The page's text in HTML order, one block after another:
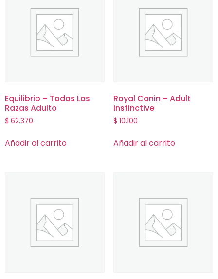
Equilibrio – Todas Las
Razas Adulto
$ 62.370
Añadir al carrito
Royal Canin – Adult
Instinctive
$ 10.100
Añadir al carrito